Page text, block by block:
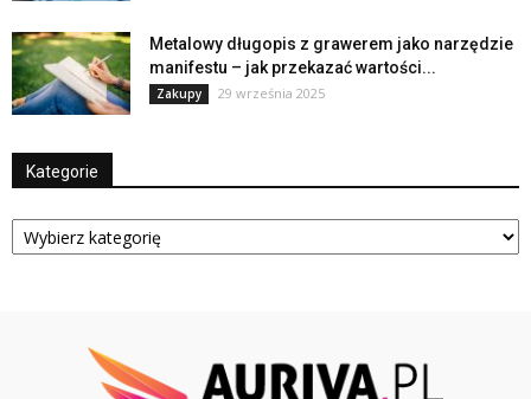
Metalowy długopis z grawerem jako narzędzie
manifestu – jak przekazać wartości...
Zakupy 29 września 2025
Kategorie
Kategorie